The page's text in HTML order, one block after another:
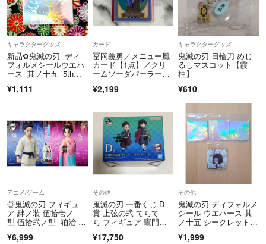
キャラクターグッズ
新品✿鬼滅の刃 ディ
フォルメシールウエハ
ース 其ノ十五 5thレ
¥1,111
カード
冨岡義勇／メニュー風
カード【1点】／クリ
ームソーダパーラー20
¥2,199
キャラクターグッズ
鬼滅の刃 日輪刀 めじ
るしマスコット【霞
柱】
¥610
アニメ/ゲーム
◎鬼滅の刃 フィギュ
ア 絆ノ装 伍拾壱ノ
型 伍拾弐ノ型 狛治 恋
¥6,999
その他
鬼滅の刃 一番くじ D
賞 上弦の弐 てちて
ち フィギュア 竈門炭
¥17,750
その他
鬼滅の刃 ディフォルメ
シール ウエハース 其
ノ十五 シークレット＆
¥1,999